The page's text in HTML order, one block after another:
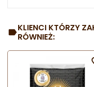
KLIENCI KTÓRZY
RÓWNIEŻ: